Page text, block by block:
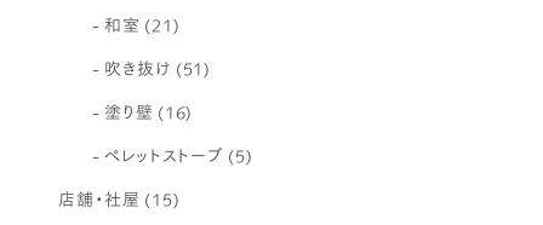
和室 (21)
吹き抜け (51)
塗り壁 (16)
ペレットストーブ (5)
店舗・社屋 (15)